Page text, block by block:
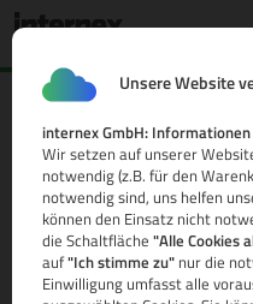
Unsere Website
internex GmbH: Informationen
Wir setzen auf unserer
notwendig (z.B. für den
notwendig sind, uns helfen
können den Einsatz nicht
die Schaltfläche "Alle Cookies
auf"Ich stimme zu" nur die
Einwilligung umfasst alle
.rentals
Alle Infos